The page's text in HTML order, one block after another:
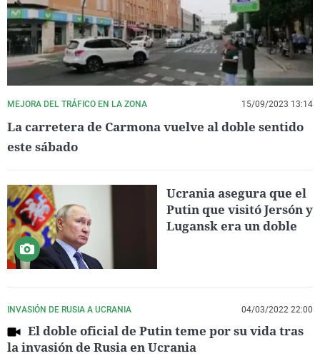
MEJORA DEL TRÁFICO EN LA ZONA 15/09/2023 13:14
La carretera de Carmona vuelve al doble sentido
este sábado
Ucrania asegura que el
Putin que visitó Jersón y
Lugansk era un doble
INVASIÓN DE RUSIA A UCRANIA 04/03/2022 22:00
El doble oficial de Putin teme por su vida tras
la invasión de Rusia en Ucrania